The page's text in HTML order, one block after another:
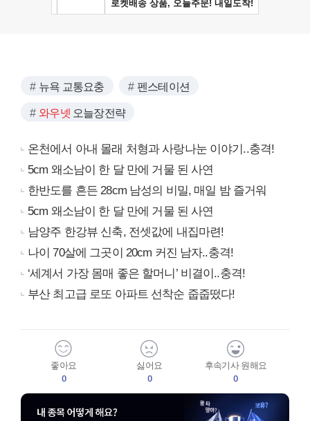
뉴욕 교통요충 펜스테이션
와우넷 오늘장전략
온천에서 아내 몰래 처형과 사랑나눈 이야기..충격!
5cm 왜소남이 한 달 만에 거물 된 사연
한반도를 흔든 28cm 남성의 비밀, 매일 밤 즐거워
5cm 왜소남이 한 달 만에 거물 된 사연
남양주 한강뷰 신축, 전셋값에 내집마련!
나이 70살에 그곳이 20cm 커진 남자..충격!
‘세계서 가장 몸매 좋은 할머니’ 비결이..충격!
부산 최고급 로또 아파트 선착순 줍줍떴다!
좋아요
0
싫어요
0
후속기사 원해요
0